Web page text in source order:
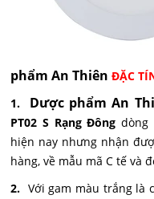
phẩm An Thiên ĐẶC
1.
Dược phẩm An
PT02 S Rạng Đông
hiện nay nhưng nhận
hàng, về mẫu mã C tế và
2. Với gam màu trắng là